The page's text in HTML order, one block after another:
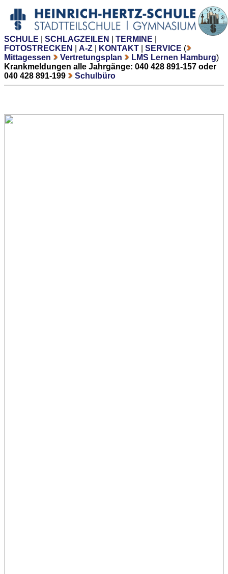
SCHULE SCHLAGZEILEN TERMINE
FOTOSTRECKEN
A-Z KONTAKT SERVICE (
Mittagessen
Vertretungsplan LMS Lernen Hamburg)
Krankmeldungen alle Jahrgänge: 040 428 891-157 oder
040 428 891-199
Schulbüro